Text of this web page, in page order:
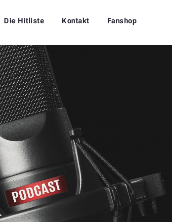
Die Hitliste Kontakt Fanshop